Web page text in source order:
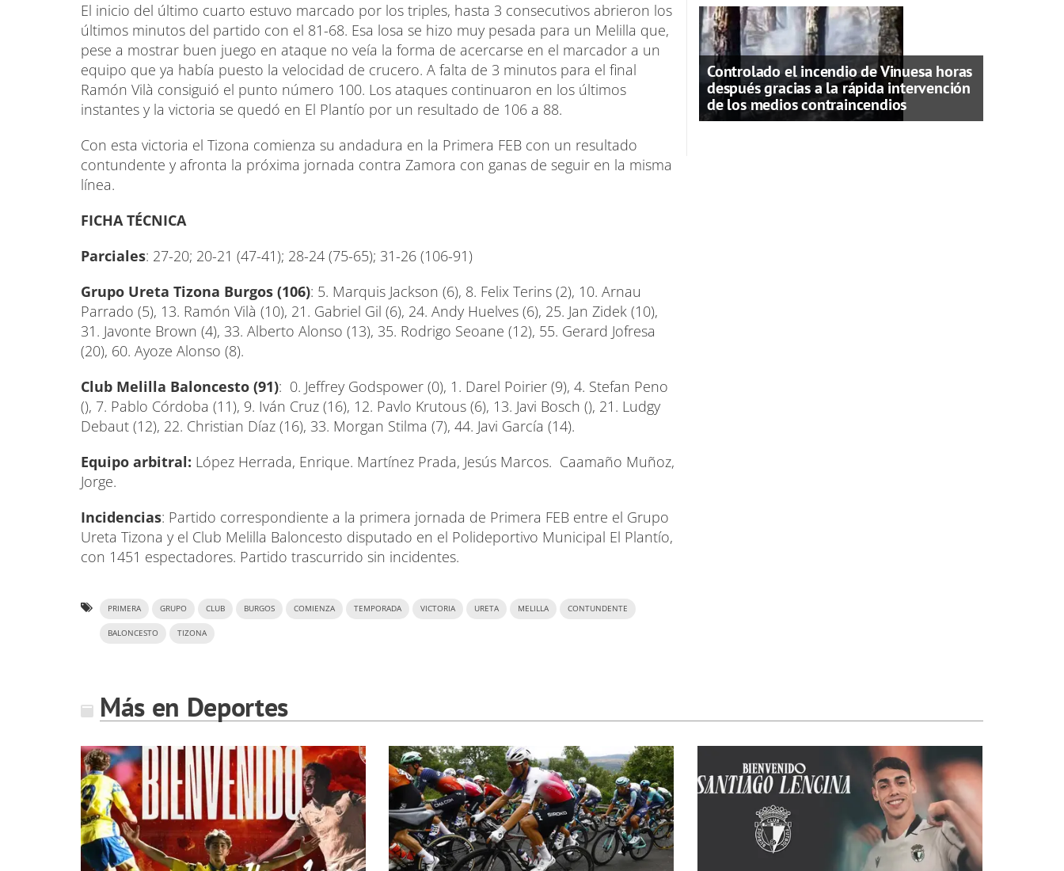
El inicio del último cuarto estuvo marcado por los triples, hasta 3 consecutivos abrieron los
últimos minutos del partido con el 81-68. Esa losa se hizo muy pesada para un Melilla que,
pese a mostrar buen juego en ataque no veía la forma de acercarse en el marcador a un
equipo que ya había puesto la velocidad de crucero. A falta de 3 minutos para el final
Ramón Vilà consiguió el punto número 100. Los ataques continuaron en los últimos
instantes y la victoria se quedó en El Plantío por un resultado de 106 a 88.
Con esta victoria el Tizona comienza su andadura en la Primera FEB con un resultado
contundente y afronta la próxima jornada contra Zamora con ganas de seguir en la misma
línea.
FICHA TÉCNICA
Parciales: 27-20; 20-21 (47-41); 28-24 (75-65); 31-26 (106-91)
Grupo Ureta Tizona Burgos (106): 5. Marquis Jackson (6), 8. Felix Terins (2), 10. Arnau
Parrado (5), 13. Ramón Vilà (10), 21. Gabriel Gil (6), 24. Andy Huelves (6), 25. Jan Zidek (10),
31. Javonte Brown (4), 33. Alberto Alonso (13), 35. Rodrigo Seoane (12), 55. Gerard Jofresa
(20), 60. Ayoze Alonso (8).
Club Melilla Baloncesto (91): 0. Jeffrey Godspower (0), 1. Darel Poirier (9), 4. Stefan Peno
(), 7. Pablo Córdoba (11), 9. Iván Cruz (16), 12. Pavlo Krutous (6), 13. Javi Bosch (), 21. Ludgy
Debaut (12), 22. Christian Díaz (16), 33. Morgan Stilma (7), 44. Javi García (14).
Equipo arbitral: López Herrada, Enrique. Martínez Prada, Jesús Marcos. Caamaño Muñoz,
Jorge.
Incidencias: Partido correspondiente a la primera jornada de Primera FEB entre el Grupo
Ureta Tizona y el Club Melilla Baloncesto disputado en el Polideportivo Municipal El Plantío,
con 1451 espectadores. Partido trascurrido sin incidentes.
PRIMERA GRUPO CLUB BURGOS COMIENZA TEMPORADA VICTORIA URETA MELILLA CONTUNDENTE
BALONCESTO TIZONA
Controlado el incendio de Vinuesa horas
después gracias a la rápida intervención
de los medios contraincendios
Más en Deportes